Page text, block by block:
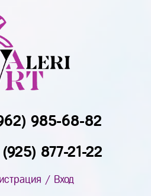
985-68-82
877-21-22
/ Вход